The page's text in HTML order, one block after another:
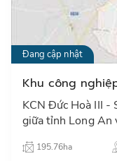
Đang cập nhật
Khu công
KCN Đức Hoà III -
giữa tỉnh Long An
khu vực thuận
hóa…195.76ha